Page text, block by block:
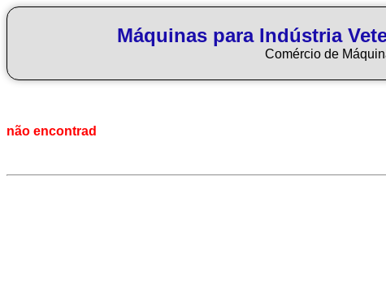
Máquinas para Indústria
Comércio de
não encontrad